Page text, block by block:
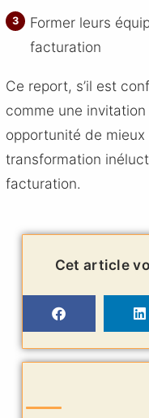
Former leurs
facturation
Ce report, s’il est
comme une
opportunité de mieux
transformation
facturation.
Cet article